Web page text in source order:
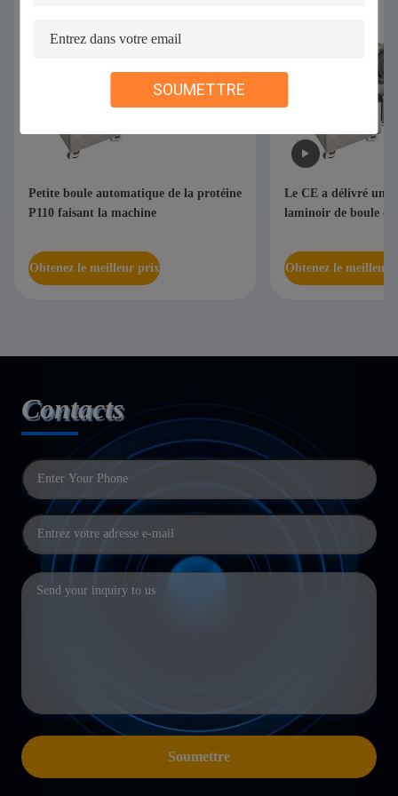
SOUMETTRE
Petite boule automatique de la protéine
P110 faisant la machine
Obtenez le meilleur prix
Le CE a délivré un
laminoir de boule
Obtenez le meilleur
Contacts
Soumettre